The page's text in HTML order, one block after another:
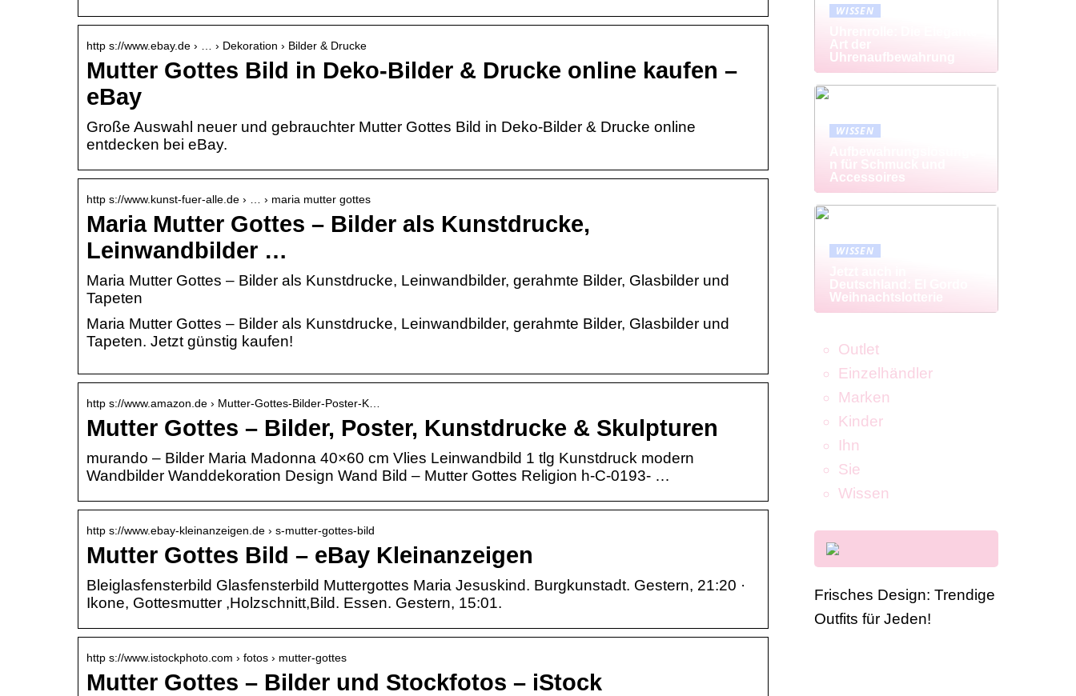
http s://www.ebay.de › … › Dekoration › Bilder & Drucke
Mutter Gottes Bild in Deko-Bilder & Drucke online kaufen –
eBay
Große Auswahl neuer und gebrauchter Mutter Gottes Bild in Deko-Bilder & Drucke online
entdecken bei eBay.
http s://www.kunst-fuer-alle.de › … › maria mutter gottes
Maria Mutter Gottes – Bilder als Kunstdrucke,
Leinwandbilder …
Maria Mutter Gottes – Bilder als Kunstdrucke, Leinwandbilder, gerahmte Bilder, Glasbilder und
Tapeten
Maria Mutter Gottes – Bilder als Kunstdrucke, Leinwandbilder, gerahmte Bilder, Glasbilder und
Tapeten. Jetzt günstig kaufen!
http s://www.amazon.de › Mutter-Gottes-Bilder-Poster-K…
Mutter Gottes – Bilder, Poster, Kunstdrucke & Skulpturen
murando – Bilder Maria Madonna 40×60 cm Vlies Leinwandbild 1 tlg Kunstdruck modern
Wandbilder Wanddekoration Design Wand Bild – Mutter Gottes Religion h-C-0193- …
http s://www.ebay-kleinanzeigen.de › s-mutter-gottes-bild
Mutter Gottes Bild – eBay Kleinanzeigen
Bleiglasfensterbild Glasfensterbild Muttergottes Maria Jesuskind. Burgkunstadt. Gestern, 21:20 ·
Ikone, Gottesmutter ,Holzschnitt,Bild. Essen. Gestern, 15:01.
http s://www.istockphoto.com › fotos › mutter-gottes
Mutter Gottes – Bilder und Stockfotos – iStock
WISSEN
Art der
Uhrenaufbewahrung
WISSEN
n für Schmuck und
Accessoires
WISSEN
Deutschland: El Gordo
Weihnachtslotterie
Outlet
Einzelhändler
Marken
Kinder
Ihn
Sie
Wissen
Frisches Design: Trendige
Outfits für Jeden!